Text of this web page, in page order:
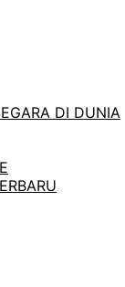
DI DUNIA